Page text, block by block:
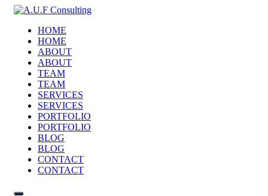
HOME
HOME
ABOUT
ABOUT
TEAM
TEAM
SERVICES
SERVICES
PORTFOLIO
PORTFOLIO
BLOG
BLOG
CONTACT
CONTACT